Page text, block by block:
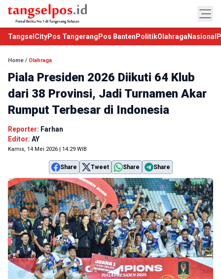
TangselCityPos Tangerang Pos Banten PolitikOlahraga Nasional
Home / Olahraga
Piala Presiden 2026 Diikuti 64 Klub
dari 38 Provinsi, Jadi Turnamen Akar
Rumput Terbesar di Indonesia
Reporter: Farhan
Editor: AY
Kamis, 14 Mei 2026 | 14:29 WIB
Share Tweet Share Share